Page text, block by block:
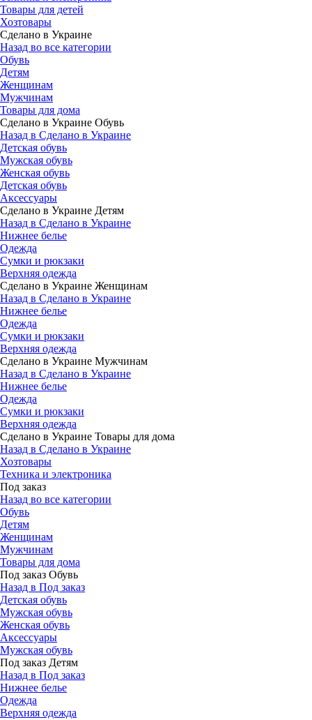
Товары для детей
Хозтовары
Сделано в Украине
Назад во все категории
Обувь
Детям
Женщинам
Мужчинам
Товары для дома
Сделано в Украине Обувь
Назад в Сделано в Украине
Детская обувь
Мужская обувь
Женская обувь
Детская обувь
Аксессуары
Сделано в Украине Детям
Назад в Сделано в Украине
Нижнее белье
Одежда
Сумки и рюкзаки
Верхняя одежда
Сделано в Украине Женщинам
Назад в Сделано в Украине
Нижнее белье
Одежда
Сумки и рюкзаки
Верхняя одежда
Сделано в Украине Мужчинам
Назад в Сделано в Украине
Нижнее белье
Одежда
Сумки и рюкзаки
Верхняя одежда
Сделано в Украине Товары для дома
Назад в Сделано в Украине
Хозтовары
Техника и электроника
Под заказ
Назад во все категории
Обувь
Детям
Женщинам
Мужчинам
Товары для дома
Под заказ Обувь
Назад в Под заказ
Детская обувь
Мужская обувь
Женская обувь
Аксессуары
Мужская обувь
Под заказ Детям
Назад в Под заказ
Нижнее белье
Одежда
Верхняя одежда